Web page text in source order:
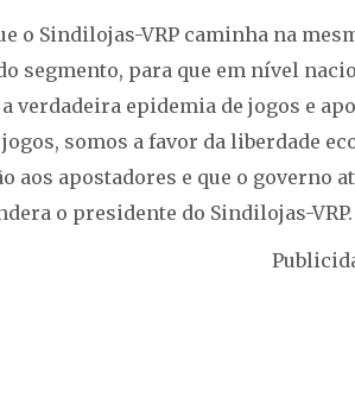
o Sindilojas-VRP caminha na
segmento, para que em nível
verdadeira epidemia de jogos e
somos a favor da liberdade
aos apostadores e que o governo
o presidente do Sindilojas-VRP.